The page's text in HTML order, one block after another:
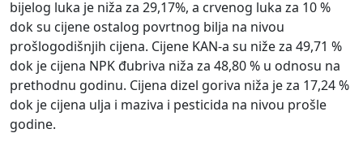
bijelog luka je niža za 29,17%, a crvenog luka za 10 %
dok su cijene ostalog povrtnog bilja na nivou
prošlogodišnjih cijena. Cijene KAN-a su niže za 49,71 %
dok je cijena NPK đubriva niža za 48,80 % u odnosu na
prethodnu godinu. Cijena dizel goriva niža je za 17,24 %
dok je cijena ulja i maziva i pesticida na nivou prošle
godine.